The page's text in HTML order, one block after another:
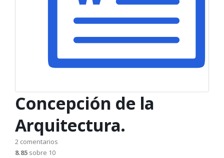
Concepción de la
Arquitectura.
2 comentarios
8.85 sobre 10